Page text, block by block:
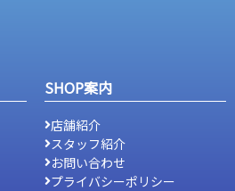
SHOP案内
店舗紹介
スタッフ紹介
お問い合わせ
プライバシーポリシー